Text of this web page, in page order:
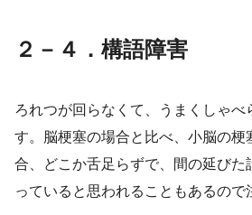
２－４．構語障害
ろれつが回らなくて、うまくしゃべ
す。脳梗塞の場合と比べ、小脳の梗
合、どこか舌足らずで、間の延びた
っていると思われることもあるので